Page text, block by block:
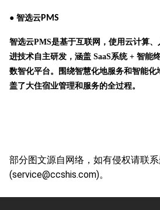
● 智选云 PMS
智选云PMS是基于互联网，使用云计算
进技术自主研发，涵盖 SaaS系统 + 智能
数智化平台。围绕智慧化地服务和智能化
盖了大住宿业管理和服务的全过程。
部分图文源自网络，如有侵权请联
(service@ccshis.com)。